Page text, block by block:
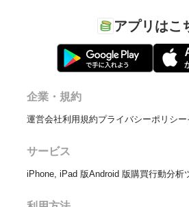
アプリはこ
企業・規約
運営会社利用規約プライバシーポリシー
サービス
iPhone, iPad 版Android 版購買行動分析